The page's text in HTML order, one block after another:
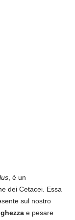
, è un
dei Cetacei. Essa
sul nostro
e pesare